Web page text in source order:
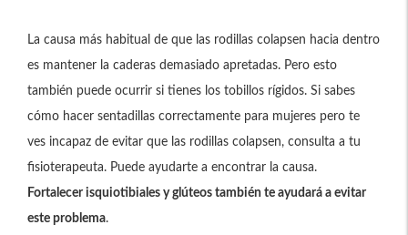
La causa más habitual de que las rodillas colapsen hacia dentro
es mantener la caderas demasiado apretadas. Pero esto
también puede ocurrir si tienes los tobillos rígidos. Si sabes
cómo hacer sentadillas correctamente para mujeres pero te
ves incapaz de evitar que las rodillas colapsen, consulta a tu
fisioterapeuta. Puede ayudarte a encontrar la causa.
Fortalecer isquiotibiales y glúteos también te ayudará a evitar
este problema.